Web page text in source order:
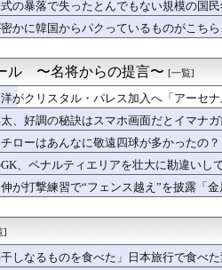
2ランにMLBファン騒然！←「美しい！
に世界が感嘆！「日本人は無臭」の噂を
に世界が感嘆！「日本人は無臭」の噂を
頭打者ホームラン！PCAも先頭打者25
も良いことを言ってくれているぞ！アメ
ゃんの名前に変化は起きている？←「
だよ【ポーランドボール】
平がカブス戦で8試合連続安打を達成、
韓アメリカ大使が韓国系になったぞ！』
述に抗議
間を生成してみたｗｗｗｗ」
が騒然！←「日本がアメリカ化してきて
？」外国人が選んだ人物が予想外すぎた
本の普通のテレビ番組が最新SNSの数
賞すべき?」エンバペ、今季無冠でも初
大騒ぎするインド人観光客…見ていて恥
の暴落で失ったとんでもない規模の
かに韓国からパクっているものがこ
ル 〜名将からの提言〜 [一覧]
洋がクリスタル・パレス加入へ「アーセ
太、好調の秘訣はスマホ画面だとイマナ
チローはあんなに敬遠四球が多かったの
GK、ペナルティエリアを壮大に勘違いし
が打撃練習で“フェンス越え”を披露「
]
しなるものを食べた」日本旅行で食べ